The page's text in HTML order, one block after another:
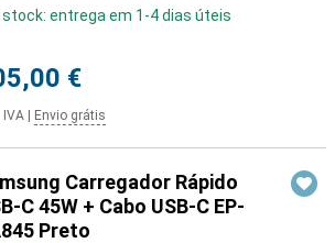
stock: entrega em 1-4 dias úteis
€
IVA Envio grátis
Carregador Rápido
C 45W + Cabo USB-C EP-
Preto